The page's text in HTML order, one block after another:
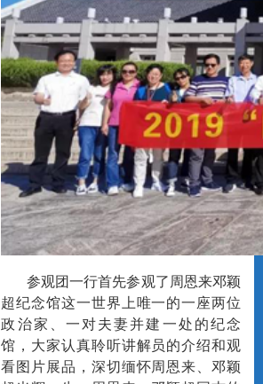
参观团一行首先参观了周恩来邓颖
超纪念馆这一世界上唯一的一座两位
政治家、一对夫妻并建一处的纪念
馆，大家认真聆听讲解员的介绍和观
看图片展品，深切缅怀周恩来、邓颖